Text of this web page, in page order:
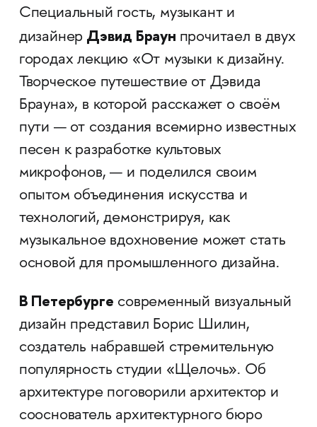
Специальный гость, музыкант и
дизайнер Дэвид Браун прочитаел в двух
городах лекцию «От музыки к дизайну.
Творческое путешествие от Дэвида
Брауна», в которой расскажет о своём
пути — от создания всемирно известных
песен к разработке культовых
микрофонов, — и поделился своим
опытом объединения искусства и
технологий, демонстрируя, как
музыкальное вдохновение может стать
основой для промышленного дизайна.
В Петербурге современный визуальный
дизайн представил Борис Шилин,
создатель набравшей стремительную
популярность студии «Щелочь». Об
архитектуре поговорили архитектор и
сооснователь архитектурного бюро